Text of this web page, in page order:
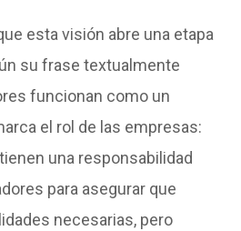
esta visión abre una etapa
su frase textualmente
funcionan como un
el rol de las empresas:
una responsabilidad
para asegurar que
necesarias, pero